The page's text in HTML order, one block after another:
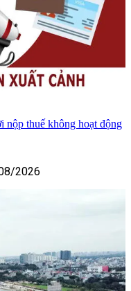
nộp thuế không hoạt động
2026